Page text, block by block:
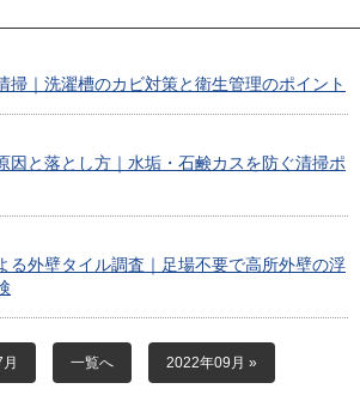
目安・価格表
新着情報
掃｜洗濯槽のカビ対策と衛生管理のポイント
因と落とし方｜水垢・石鹸カスを防ぐ清掃ポ
る外壁タイル調査｜足場不要で高所外壁の浮
一覧へ 2022年09月 »